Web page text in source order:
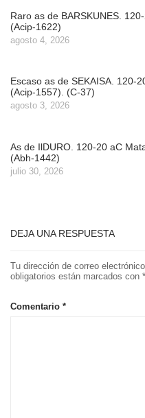
Raro as de BARSKUNES.
(Acip-1622)
agosto 4, 2026
Escaso as de SEKAISA. 120-
(Acip-1557). (C-37)
agosto 3, 2026
As de IlDURO. 120-20 aC
(Abh-1442)
julio 30, 2026
DEJA UNA RESPUESTA
Tu dirección de correo
obligatorios están marcados con *
Comentario *